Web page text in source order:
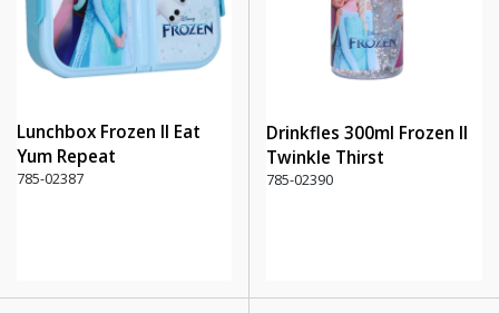
Lunchbox Frozen II Eat
Yum Repeat
785-02387
Drinkfles 300ml Frozen II
Twinkle Thirst
785-02390